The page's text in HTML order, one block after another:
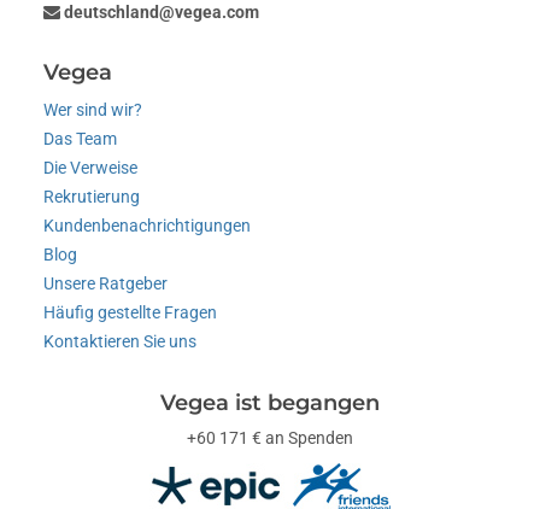
deutschland@vegea.com
Vegea
Wer sind wir?
Das Team
Die Verweise
Rekrutierung
Kundenbenachrichtigungen
Blog
Unsere Ratgeber
Häufig gestellte Fragen
Kontaktieren Sie uns
Vegea ist begangen
+60 171 € an Spenden